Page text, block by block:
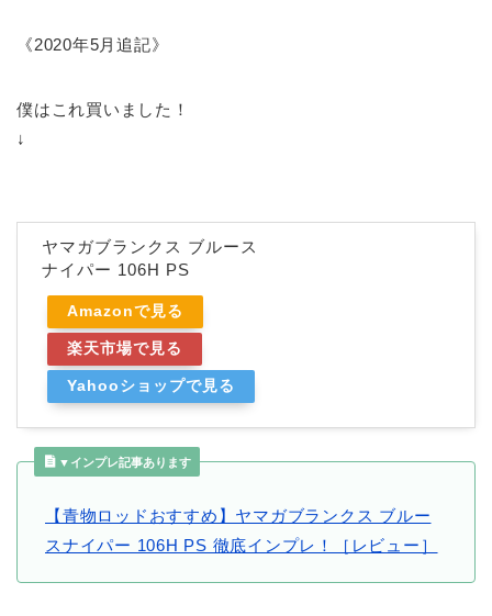
《2020年5月追記》
僕はこれ買いました！
↓
ヤマガブランクス ブルース
ナイパー 106H PS
Amazonで見る
楽天市場で見る
Yahooショップで見る
▼インプレ記事あります
【青物ロッドおすすめ】ヤマガブランクス ブルー
スナイパー 106H PS 徹底インプレ！［レビュー］